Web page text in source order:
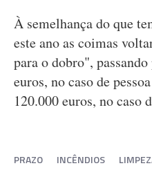
À semelhança do que
este ano as coimas
para o dobro",
euros, no caso de
120.000 euros, no caso
PRAZO INCÊNDIOS